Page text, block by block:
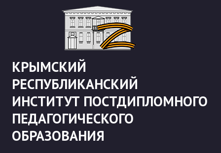
КРЫМСКИЙ
РЕСПУБЛИКАНСКИЙ
ИНСТИТУТ ПОСТДИПЛОМНОГО
ПЕДАГОГИЧЕСКОГО
ОБРАЗОВАНИЯ